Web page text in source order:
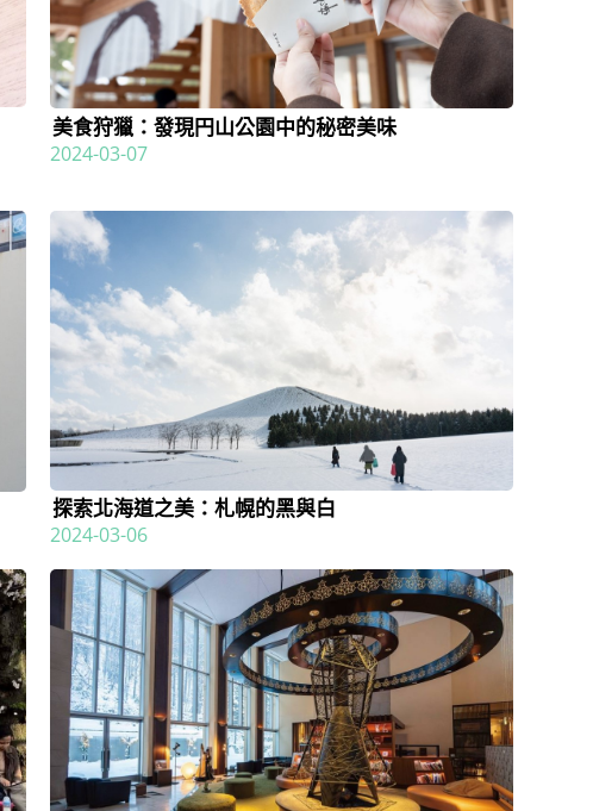
美食狩獵：發現円山公園中的秘密美味
2024-03-07
探索北海道之美：札幌的黑與白
2024-03-06